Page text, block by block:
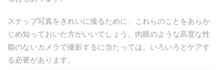
スナップ写真をきれいに撮るために、これらのことをあらか
じめ知っておいた方がいいでしょう。肉眼のような高度な性
能のないカメラで撮影するに当たっては、いろいろとケアす
る必要があります。